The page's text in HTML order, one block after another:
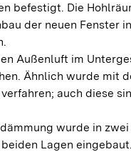
befestigt. Die
der neuen Fenster
Außenluft im
Ähnlich wurde mit
auch diese
wurde in
Lagen